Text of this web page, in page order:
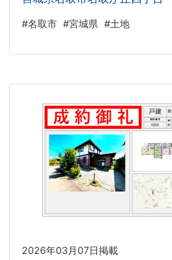
#名取市 #宮城県 #土地
2026年03月07日掲載